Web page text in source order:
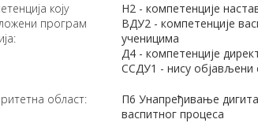
коју
програм
Н2 - компетенције
ВДУ2 - компетенције
ученицима
Д4 - компетенције
ССДУ1 - нису објављени
област:
П6 Унапређивање
васпитног процеса